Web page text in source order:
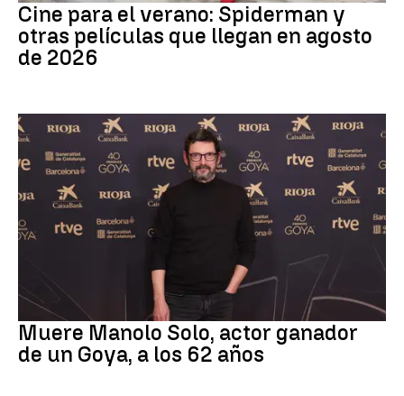
Cine para el verano: Spiderman y
otras películas que llegan en agosto
de 2026
Actor
Muere Manolo Solo, actor ganador
de un Goya, a los 62 años